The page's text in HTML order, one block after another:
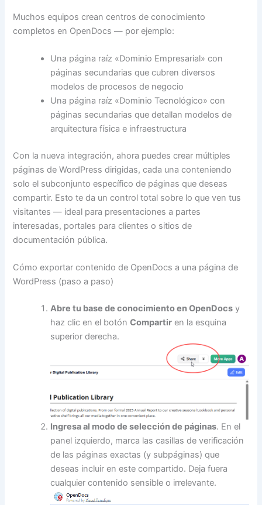
Muchos equipos crean centros de conocimiento
completos en OpenDocs — por ejemplo:
Una página raíz «Dominio Empresarial» con
páginas secundarias que cubren diversos
modelos de procesos de negocio
Una página raíz «Dominio Tecnológico» con
páginas secundarias que detallan modelos de
arquitectura física e infraestructura
Con la nueva integración, ahora puedes crear múltiples
páginas de WordPress dirigidas, cada una conteniendo
solo el subconjunto específico de páginas que deseas
compartir. Esto te da un control total sobre lo que ven tus
visitantes — ideal para presentaciones a partes
interesadas, portales para clientes o sitios de
documentación pública.
Cómo exportar contenido de OpenDocs a una página de
WordPress (paso a paso)
Abre tu base de conocimiento en OpenDocs y
haz clic en el botónCompartir en la esquina
superior derecha.
Ingresa al modo de selección de páginas. En el
panel izquierdo, marca las casillas de verificación
de las páginas exactas (y subpáginas) que
deseas incluir en este compartido. Deja fuera
cualquier contenido sensible o irrelevante.